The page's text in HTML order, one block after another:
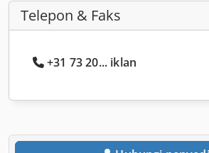
Telepon & Faks
+31 73 20... iklan